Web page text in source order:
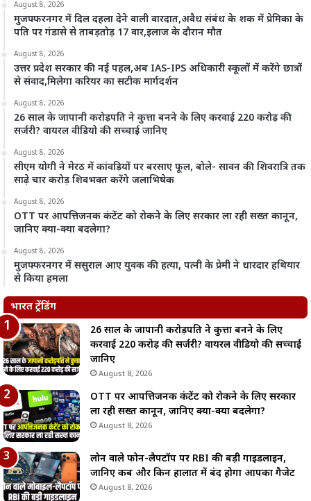
August 8, 2026
मुजफ्फरनगर में दिल दहला देने वाली वारदात,अवैध संबंध के शक में प्रेमिका के
पति पर गंडासे से ताबड़तोड़ 17 वार,इलाज के दौरान मौत
August 8, 2026
उत्तर प्रदेश सरकार की नई पहल,अब IAS-IPS अधिकारी स्कूलों में करेंगे छात्रों
से संवाद,मिलेगा करियर का सटीक मार्गदर्शन
August 8, 2026
26 साल के जापानी करोड़पति ने कुत्ता बनने के लिए करवाई 220 करोड़ की
सर्जरी? वायरल वीडियो की सच्चाई जानिए
August 8, 2026
सीएम योगी ने मेरठ में कांवड़ियों पर बरसाए फूल, बोले- सावन की शिवरात्रि तक
साढ़े चार करोड़ शिवभक्त करेंगे जलाभिषेक
August 8, 2026
OTT पर आपत्तिजनक कंटेंट को रोकने के लिए सरकार ला रही सख्त कानून,
जानिए क्या-क्या बदलेगा?
August 8, 2026
मुजफ्फरनगर में ससुराल आए युवक की हत्या, पत्नी के प्रेमी ने धारदार हथियार
से किया हमला
भारत ट्रेंडिंग
26 साल के जापानी करोड़पति ने कुत्ता बनने के लिए
करवाई 220 करोड़ की सर्जरी? वायरल वीडियो की सच्चाई
जानिए
August 8, 2026
OTT पर आपत्तिजनक कंटेंट को रोकने के लिए सरकार
ला रही सख्त कानून, जानिए क्या-क्या बदलेगा?
August 8, 2026
लोन वाले फोन-लैपटॉप पर RBI की बड़ी गाइडलाइन,
जानिए कब और किन हालात में बंद होगा आपका गैजेट
August 8, 2026